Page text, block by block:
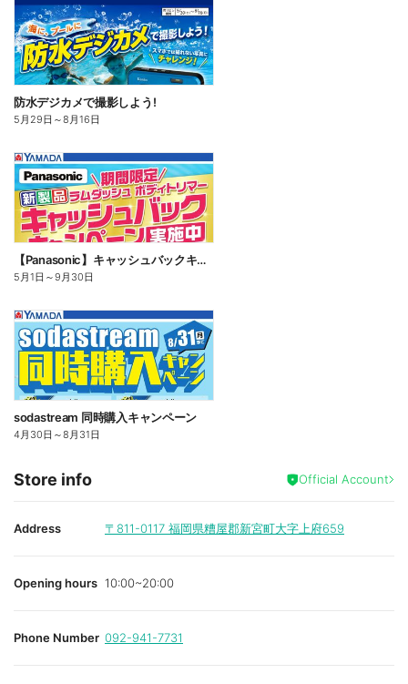
防水デジカメで撮影しよう!
5月29日 ～8月16日
【Panasonic】キャッシュバックキャンペーン
5月1日 ～9月30日
sodastream 同時購入キャンペーン
4月30日 ～8月31日
Store info Official Account
Address 〒811-0117 福岡県糟屋郡新宮町大字上府659
Opening hours 10:00~20:00
Phone Number 092-941-7731